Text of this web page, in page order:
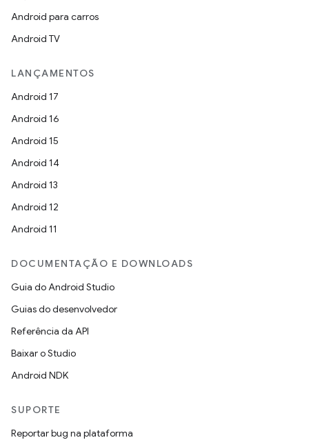
Android para carros
Android TV
LANÇAMENTOS
Android 17
Android 16
Android 15
Android 14
Android 13
Android 12
Android 11
DOCUMENTAÇÃO E DOWNLOADS
Guia do Android Studio
Guias do desenvolvedor
Referência da API
Baixar o Studio
Android NDK
SUPORTE
Reportar bug na plataforma